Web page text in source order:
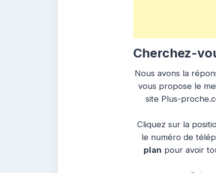
Cherchez-
Nous avons la
vous propose le
site Plus-
Cliquez sur la
le numéro de
plan pour avoir